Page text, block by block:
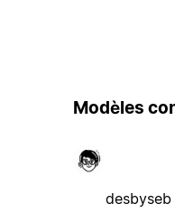
Modèles
desbyseb